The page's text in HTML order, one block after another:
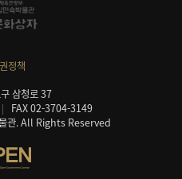
정책
삼청로 37
FAX 02-3704-3149
관. All Rights Reserved